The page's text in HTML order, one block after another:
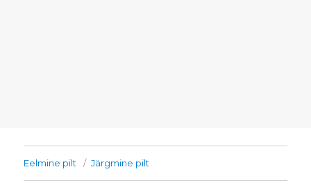
Eelmine pilt Järgmine pilt